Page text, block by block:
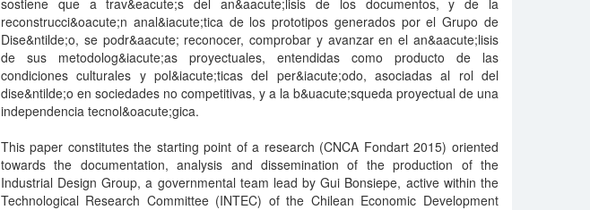
sostiene que a trav&eacute;s del an&aacute;lisis de los documentos, y de la
reconstrucci&oacute;n anal&iacute;tica de los prototipos generados por el Grupo de
Dise&ntilde;o, se podr&aacute; reconocer, comprobar y avanzar en el an&aacute;lisis
de sus metodolog&iacute;as proyectuales, entendidas como producto de las
condiciones culturales y pol&iacute;ticas del per&iacute;odo, asociadas al rol del
dise&ntilde;o en sociedades no competitivas, y a la b&uacute;squeda proyectual de una
independencia tecnol&oacute;gica.
This paper constitutes the starting point of a research (CNCA Fondart 2015) oriented
towards the documentation, analysis and dissemination of the production of the
Industrial Design Group, a governmental team lead by Gui Bonsiepe, active within the
Technological Research Committee (INTEC) of the Chilean Economic Development